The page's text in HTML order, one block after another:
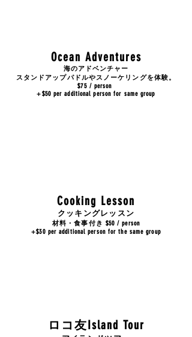
Ocean Adventures
海のアドベンチャー
​スタンドアップパドルやスノーケリングを体験。
$75 / person
+$50 per additional person for same group
Cooking Lesson
クッキングレッスン
材料・食事付き $50 / person
+$30 per additional person for the same group
ロコ友Island Tour